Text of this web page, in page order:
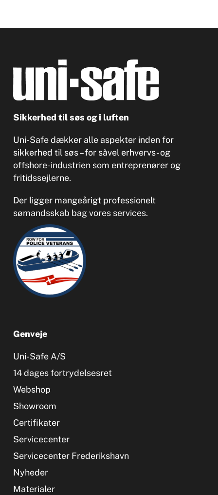
Sikkerhed til søs og i luften
Uni-Safe dækker alle aspekter inden for
sikkerhed til søs – for såvel erhvervs- og
offshore-industrien som entreprenører og
fritidssejlerne.
Der ligger mangeårigt professionelt
sømandsskab bag vores services.
Genveje
Uni-Safe A/S
14 dages fortrydelsesret
Webshop
Showroom
Certifikater
Servicecenter
Servicecenter Frederikshavn
Nyheder
Materialer